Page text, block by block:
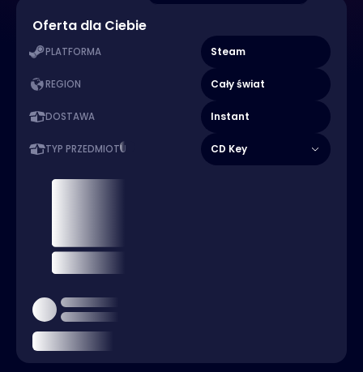
Oferta dla Ciebie
PLATFORMA Steam
REGION Cały świat
DOSTAWA Instant
TYP PRZEDMIOTU CD Key